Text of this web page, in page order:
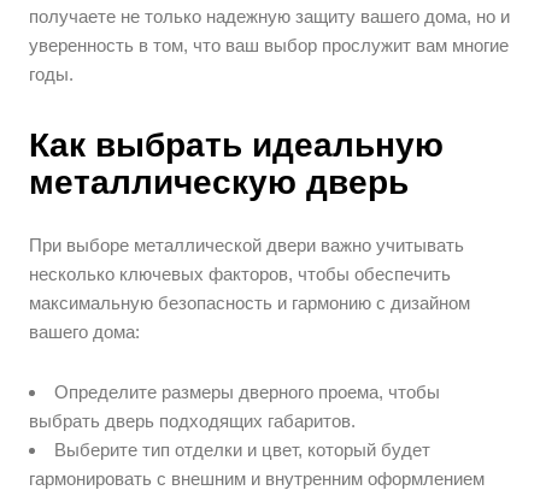
получаете не только надежную защиту вашего дома, но и
уверенность в том, что ваш выбор прослужит вам многие
годы.
Как выбрать идеальную
металлическую дверь
При выборе металлической двери важно учитывать
несколько ключевых факторов, чтобы обеспечить
максимальную безопасность и гармонию с дизайном
вашего дома:
Определите размеры дверного проема, чтобы
выбрать дверь подходящих габаритов.
Выберите тип отделки и цвет, который будет
гармонировать с внешним и внутренним оформлением